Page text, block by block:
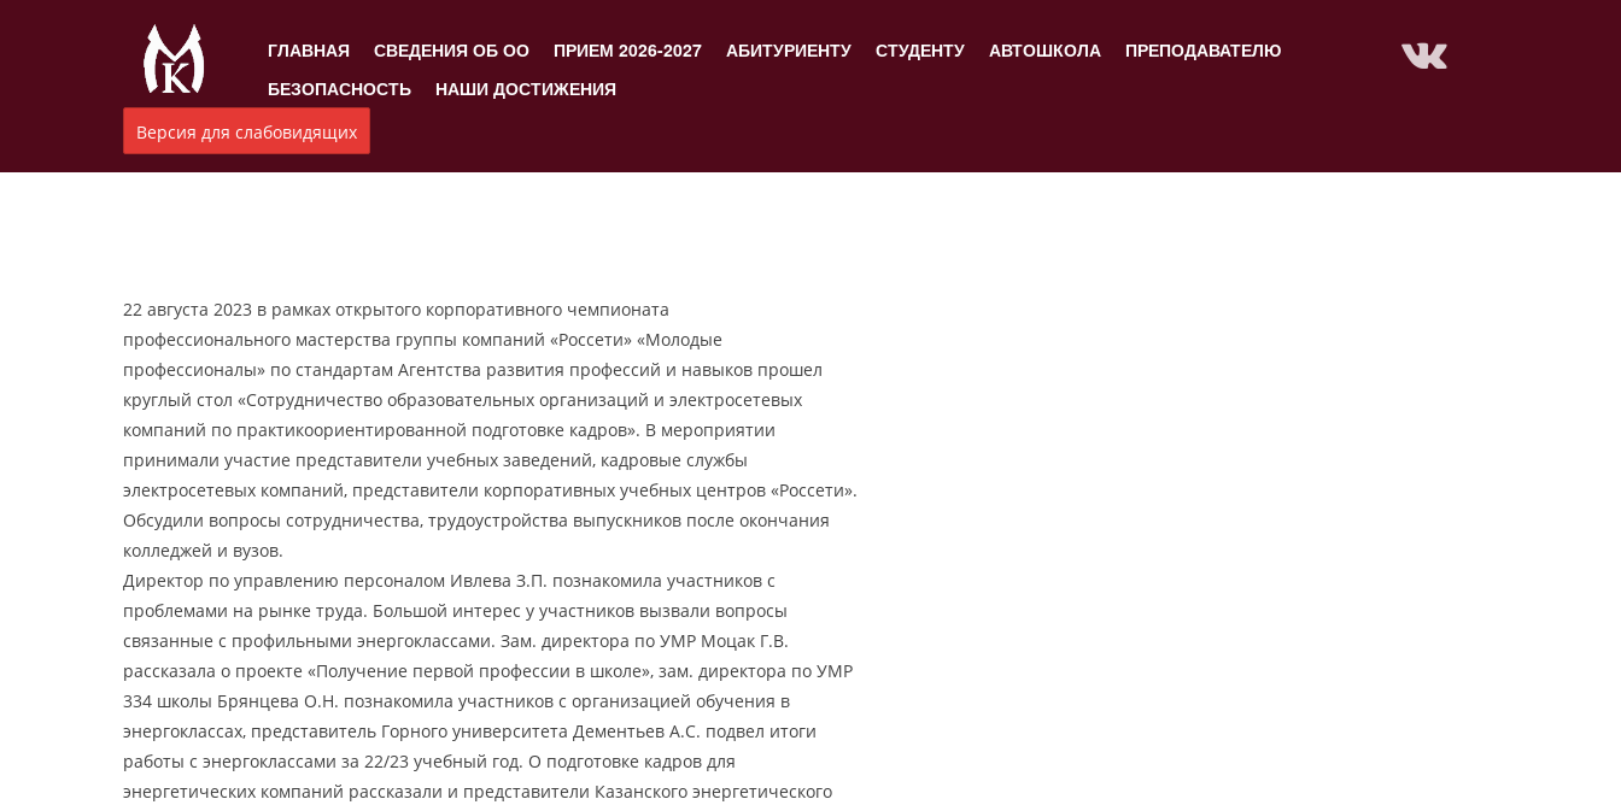
ГЛАВНАЯ СВЕДЕНИЯ ОБ ОО ПРИЕМ 2026-2027 АБИТУРИЕНТУ СТУДЕНТУ АВТОШКОЛА
ПРЕПОДАВАТЕЛЮ
БЕЗОПАСНОСТЬ
НАШИ ДОСТИЖЕНИЯ
Версия для слабовидящих
22 августа 2023 в рамках открытого корпоративного чемпионата
профессионального мастерства группы компаний «Россети» «Молодые
профессионалы» по стандартам Агентства развития профессий и навыков прошел
круглый стол «Сотрудничество образовательных организаций и электросетевых
компаний по практикоориентированной подготовке кадров». В мероприятии
принимали участие представители учебных заведений, кадровые службы
электросетевых компаний, представители корпоративных учебных центров «Россети».
Обсудили вопросы сотрудничества, трудоустройства выпускников после окончания
колледжей и вузов.
Директор по управлению персоналом Ивлева З.П. познакомила участников с
проблемами на рынке труда. Большой интерес у участников вызвали вопросы
связанные с профильными энергоклассами. Зам. директора по УМР Моцак Г.В.
рассказала о проекте «Получение первой профессии в школе», зам. директора по УМР
334 школы Брянцева О.Н. познакомила участников с организацией обучения в
энергоклассах, представитель Горного университета Дементьев А.С. подвел итоги
работы с энергоклассами за 22/23 учебный год. О подготовке кадров для
энергетических компаний рассказали и представители Казанского энергетического